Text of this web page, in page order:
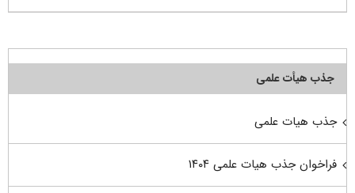
جذب هیأت علمی
جذب هیات علمی
فراخوان جذب هیات علمی ۱۴۰۴